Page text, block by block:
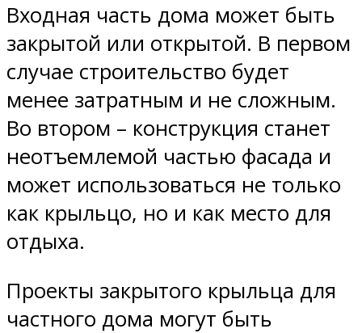
Входная часть дома может быть
закрытой или открытой. В первом
случае строительство будет
менее затратным и не сложным.
Во втором – конструкция станет
неотъемлемой частью фасада и
может использоваться не только
как крыльцо, но и как место для
отдыха.
Проекты закрытого крыльца для
частного дома могут быть